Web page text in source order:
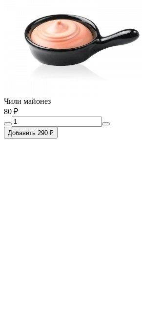
Чили майонез
80 ₽
Добавить 290 ₽